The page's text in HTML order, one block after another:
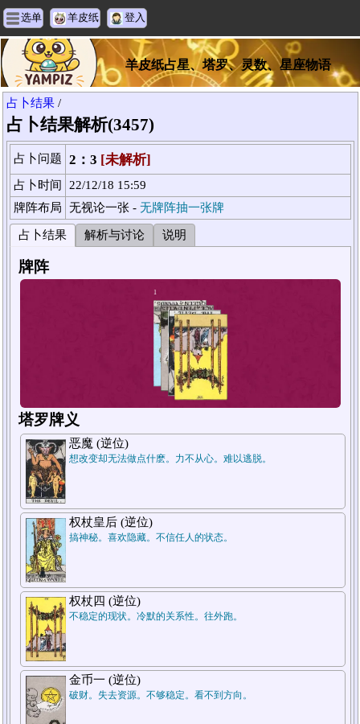
选单 羊皮纸 登入
羊皮纸占星、塔罗、灵数、星座物语
占卜结果 /
占卜结果解析(3457)
占卜问题 2：3 [未解析]
占卜时间
22/12/18 15:59
牌阵布局
无视论一张 - 无牌阵抽一张牌
占卜结果 解析与讨论 说明
牌阵
1
塔罗牌义
恶魔 (逆位)
想改变却无法做点什麽。力不从心。难以逃脱。
权杖皇后 (逆位)
搞神秘。喜欢隐藏。不信任人的状态。
权杖四 (逆位)
不稳定的现状。冷默的关系性。往外跑。
金币一 (逆位)
破财。失去资源。不够稳定。看不到方向。